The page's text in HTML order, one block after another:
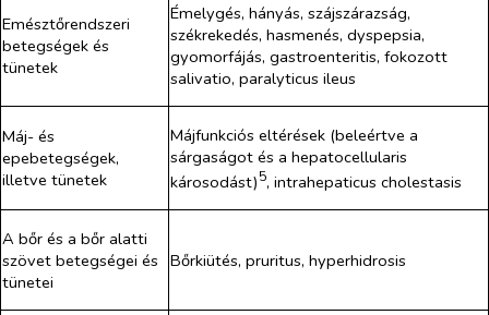
Emésztőrendszeri
betegségek és
tünetek
Émelygés, hányás, szájszárazság,
székrekedés, hasmenés, dyspepsia,
gyomorfájás, gastroenteritis, fokozott
salivatio, paralyticus ileus
Máj- és
epebetegségek,
illetve tünetek
Májfunkciós eltérések (beleértve a
sárgaságot és a hepatocellularis
károsodást)5, intrahepaticus cholestasis
A bőr és a bőr alatti
szövet betegségei és
tünetei
Bőrkiütés, pruritus, hyperhidrosis